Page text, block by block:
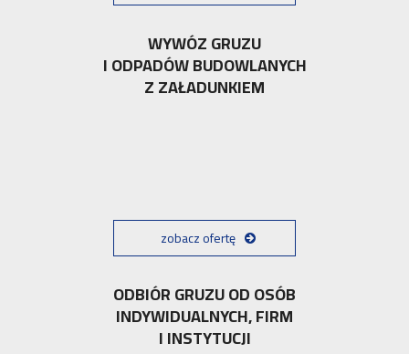
WYWÓZ GRUZU
I ODPADÓW BUDOWLANYCH
Z ZAŁADUNKIEM
zobacz ofertę
ODBIÓR GRUZU OD OSÓB
INDYWIDUALNYCH, FIRM
I INSTYTUCJI